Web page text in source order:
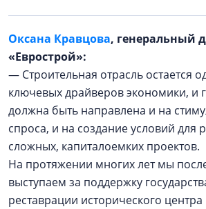
Оксана Кравцова, генеральный
«Еврострой»:
— Строительная отрасль остается
ключевых драйверов экономики, и
должна быть направлена и на
спроса, и на создание условий для
сложных, капиталоемких проектов.
На протяжении многих лет мы
выступаем за поддержку
реставрации исторического